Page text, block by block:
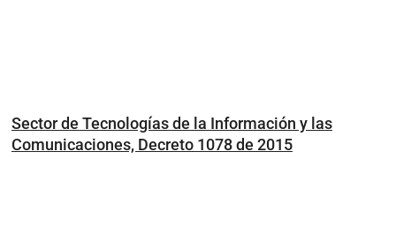
Sector de Tecnologías de la Información y las
Comunicaciones, Decreto 1078 de 2015